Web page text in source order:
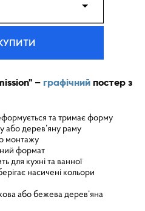
– графічний постер з
та тримає форму
або дерев’яну раму
монтажу
формат
для кухні та ванної
насичені кольори
або бежева дерев’яна